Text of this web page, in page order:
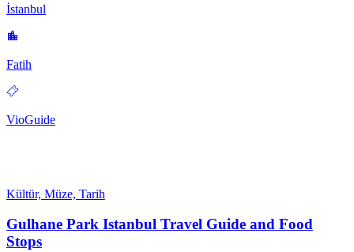
İstanbul
Fatih
VioGuide
Kültür, Müze, Tarih
Gulhane Park Istanbul Travel Guide and Food
Stops